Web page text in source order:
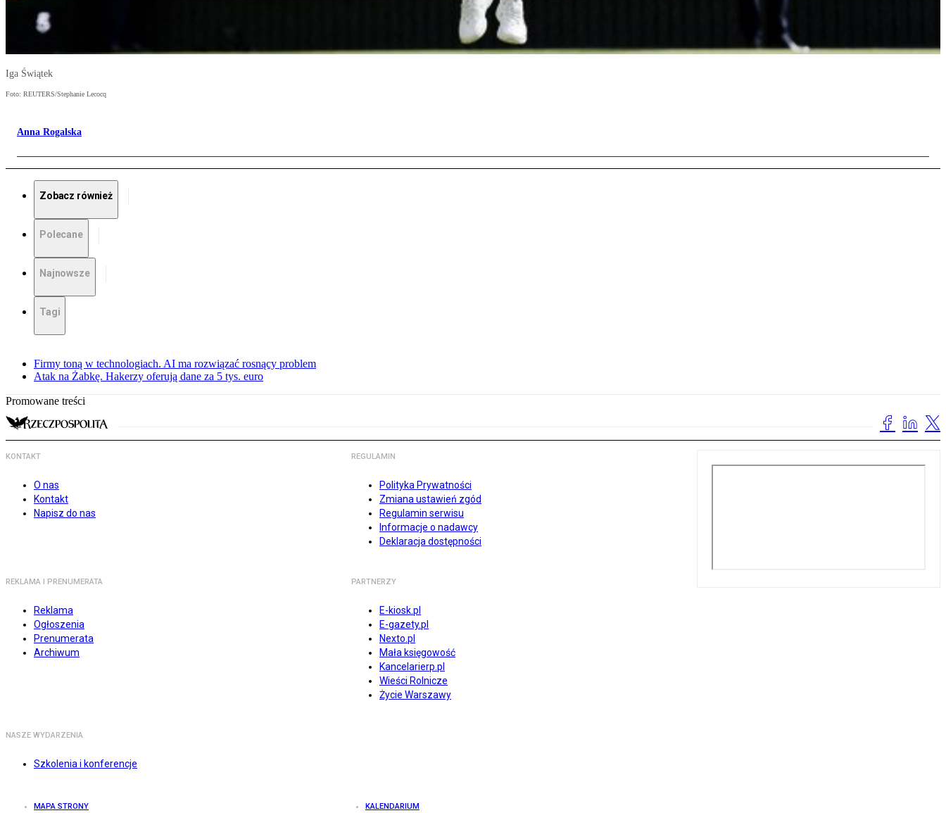
Iga Świątek
Foto: REUTERS/Stephanie Lecocq
Anna Rogalska
Zobacz również
Polecane
Najnowsze
Tagi
Firmy toną w technologiach. AI ma rozwiązać rosnący problem
Atak na Żabkę. Hakerzy oferują dane za 5 tys. euro
Promowane treści
KONTAKT
O nas
Kontakt
Napisz do nas
REGULAMIN
Polityka Prywatności
Zmiana ustawień zgód
Regulamin serwisu
Informacje o nadawcy
Deklaracja dostępności
REKLAMA I PRENUMERATA
Reklama
Ogłoszenia
Prenumerata
Archiwum
PARTNERZY
E-kiosk.pl
E-gazety.pl
Nexto.pl
Mała księgowość
Kancelarierp.pl
Wieści Rolnicze
Życie Warszawy
NASZE WYDARZENIA
Szkolenia i konferencje
MAPA STRONY KALENDARIUM